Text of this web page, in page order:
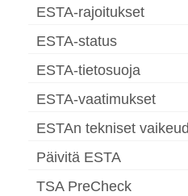
ESTA-rajoitukset
ESTA-status
ESTA-tietosuoja
ESTA-vaatimukset
ESTAn tekniset
Päivitä ESTA
TSA PreCheck